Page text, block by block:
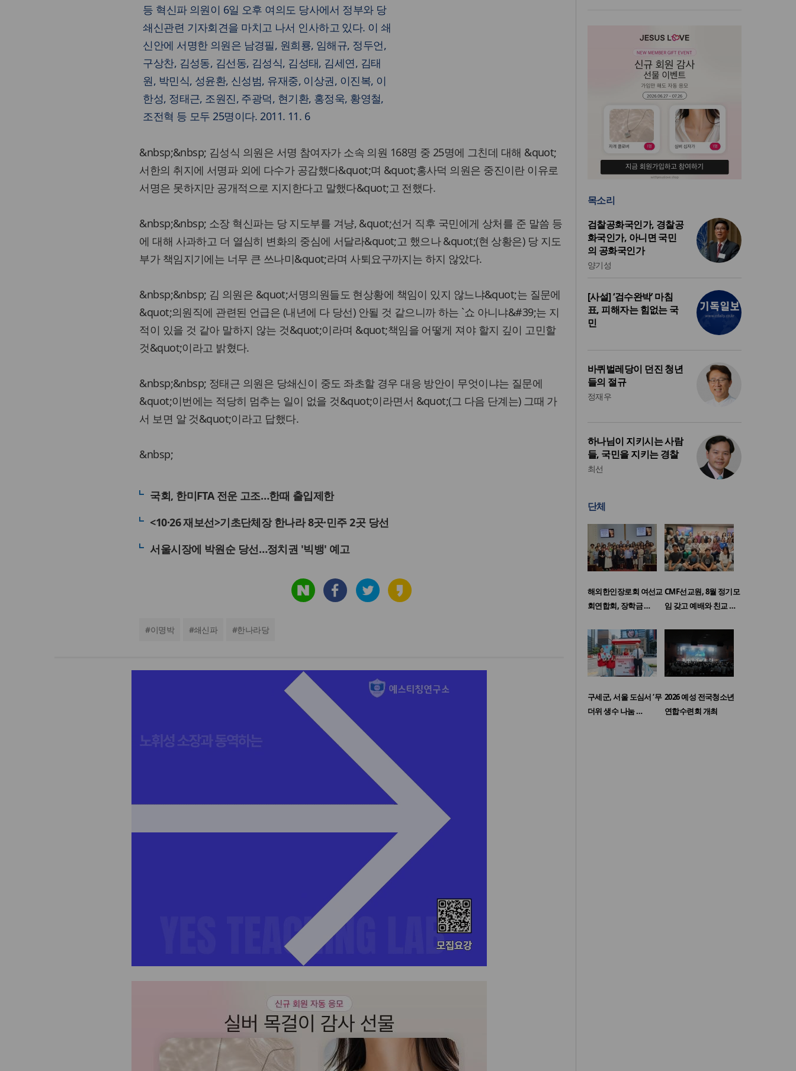
등 혁신파 의원이 6일 오후 여의도 당사에서 정부와 당
쇄신관련 기자회견을 마치고 나서 인사하고 있다. 이 쇄
신안에 서명한 의원은 남경필, 원희룡, 임해규, 정두언,
구상찬, 김성동, 김선동, 김성식, 김성태, 김세연, 김태
원, 박민식, 성윤환, 신성범, 유재중, 이상권, 이진복, 이
한성, 정태근, 조원진, 주광덕, 현기환, 홍정욱, 황영철,
조전혁 등 모두 25명이다. 2011. 11. 6
&nbsp;&nbsp; 김성식 의원은 서명 참여자가 소속 의원 168명 중 25명에 그친데 대해 &quot;
서한의 취지에 서명파 외에 다수가 공감했다&quot;며 &quot;홍사덕 의원은 중진이란 이유로
서명은 못하지만 공개적으로 지지한다고 말했다&quot;고 전했다.
&nbsp;&nbsp; 소장 혁신파는 당 지도부를 겨냥, &quot;선거 직후 국민에게 상처를 준 말씀 등
에 대해 사과하고 더 열심히 변화의 중심에 서달라&quot;고 했으나 &quot;(현 상황은) 당 지도
부가 책임지기에는 너무 큰 쓰나미&quot;라며 사퇴요구까지는 하지 않았다.
&nbsp;&nbsp; 김 의원은 &quot;서명의원들도 현상황에 책임이 있지 않느냐&quot;는 질문에
&quot;의원직에 관련된 언급은 (내년에 다 당선) 안될 것 같으니까 하는 `쇼 아니냐&#39;는 지
적이 있을 것 같아 말하지 않는 것&quot;이라며 &quot;책임을 어떻게 져야 할지 깊이 고민할
것&quot;이라고 밝혔다.
&nbsp;&nbsp; 정태근 의원은 당쇄신이 중도 좌초할 경우 대응 방안이 무엇이냐는 질문에
&quot;이번에는 적당히 멈추는 일이 없을 것&quot;이라면서 &quot;(그 다음 단계는) 그때 가
서 보면 알 것&quot;이라고 답했다.
&nbsp;
국회, 한미FTA 전운 고조…한때 출입제한
<10·26 재보선>기초단체장 한나라 8곳·민주 2곳 당선
서울시장에 박원순 당선…정치권 '빅뱅' 예고
#이명박 #쇄신파 #한나라당
목소리
검찰공화국인가, 경찰공
화국인가, 아니면 국민
의 공화국인가
양기성
[사설] ‘검수완박’ 마침
표, 피해자는 힘없는 국
민
바퀴벌레당이 던진 청년
들의 절규
정재우
하나님이 지키시는 사람
들, 국민을 지키는 경찰
최선
단체
해외한인장로회 여선교
회연합회, 장학금 …
CMF선교원, 8월 정기모
임 갖고 예배와 친교 …
구세군, 서울 도심서 ‘무
더위 생수 나눔 …
2026 예성 전국청소년
연합수련회 개최